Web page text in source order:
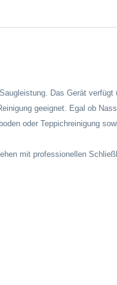
Das Gerät verfügt
geeignet. Egal ob
oder Teppichreinigung
mit professionellen